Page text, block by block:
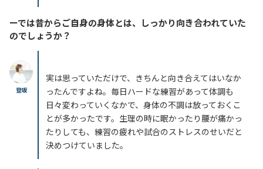
ーでは昔からご自身の身体とは、しっかり向き合われていた
のでしょうか？
登坂
実は思っていただけで、きちんと向き合えてはいなか
ったんですよね。毎日ハードな練習があって体調も
日々変わっていくなかで、身体の不調は放っておくこ
とが多かったです。生理の時に眠かったり腰が痛かっ
たりしても、練習の疲れや試合のストレスのせいだと
決めつけていました。